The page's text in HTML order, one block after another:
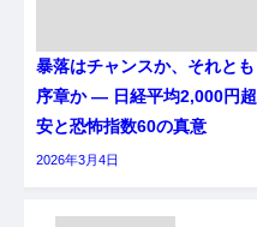
暴落はチャンスか、それとも
序章か ― 日経平均2,000円超
安と恐怖指数60の真意
2026年3月4日